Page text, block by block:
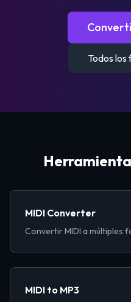
Todos
MIDI Converter
Convertir MIDI a múltiples
MIDI to MP3